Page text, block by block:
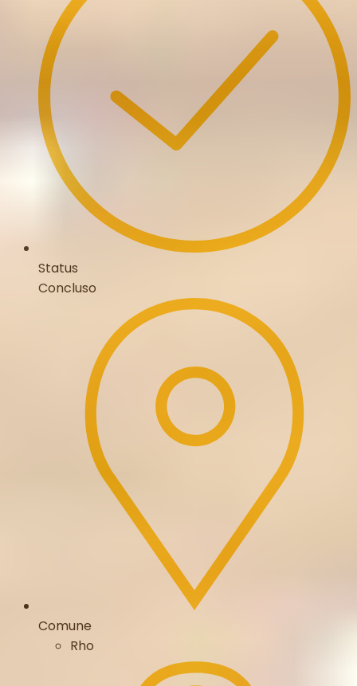
Status
Concluso
Comune
Rho